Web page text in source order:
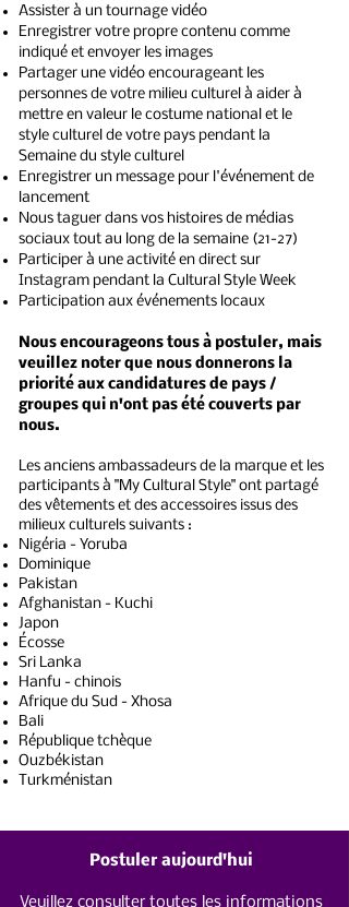
Assister à un tournage vidéo
Enregistrer votre propre contenu comme
indiqué et envoyer les images
Partager une vidéo encourageant les
personnes de votre milieu culturel à aider à
mettre en valeur le costume national et le
style culturel de votre pays pendant la
Semaine du style culturel
Enregistrer un message pour l'événement de
lancement
Nous taguer dans vos histoires de médias
sociaux tout au long de la semaine (21-27)
Participer à une activité en direct sur
Instagram pendant la Cultural Style Week
Participation aux événements locaux
Nous encourageons tous à postuler, mais
veuillez noter que nous donnerons la
priorité aux candidatures de pays /
groupes qui n'ont pas été couverts par
nous.
Les anciens ambassadeurs de la marque et les
participants à "My Cultural Style" ont partagé
des vêtements et des accessoires issus des
milieux culturels suivants :
Nigéria - Yoruba
Dominique
Pakistan
Afghanistan - Kuchi
Japon
Écosse
Sri Lanka
Hanfu - chinois
Afrique du Sud - Xhosa
Bali
République tchèque
Ouzbékistan
Turkménistan
Postuler aujourd'hui
Veuillez consulter toutes les informations